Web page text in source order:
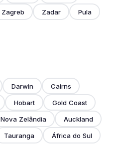
Zagreb Zadar Pula
Darwin Cairns
Hobart Gold Coast
Nova Zelândia Auckland
Tauranga África do Sul